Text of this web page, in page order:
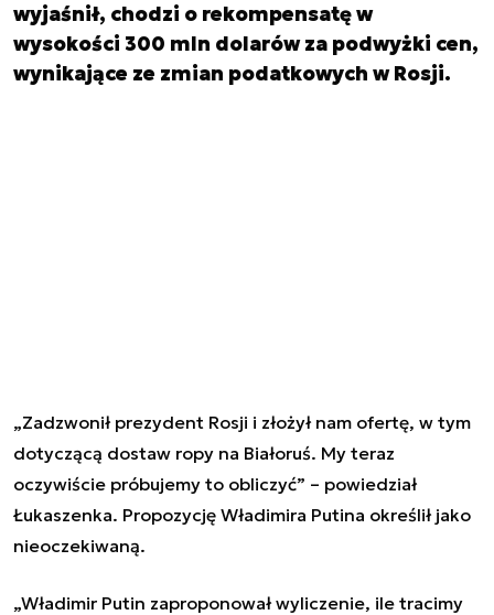
wyjaśnił, chodzi o rekompensatę w
wysokości 300 mln dolarów za podwyżki cen,
wynikające ze zmian podatkowych w Rosji.
„Zadzwonił prezydent Rosji i złożył nam ofertę, w tym
dotyczącą dostaw ropy na Białoruś. My teraz
oczywiście próbujemy to obliczyć” – powiedział
Łukaszenka. Propozycję Władimira Putina określił jako
nieoczekiwaną.
„Władimir Putin zaproponował wyliczenie, ile tracimy